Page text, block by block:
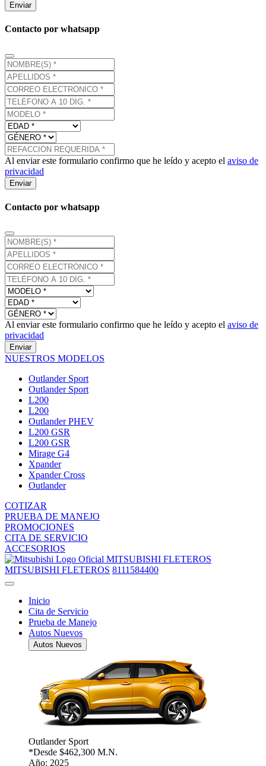
Enviar
Contacto por whatsapp
Al enviar este formulario confirmo que he leído y acepto el aviso de
privacidad
Enviar
Contacto por whatsapp
Al enviar este formulario confirmo que he leído y acepto el aviso de
privacidad
Enviar
NUESTROS MODELOS
Outlander Sport
Outlander Sport
L200
L200
Outlander PHEV
L200 GSR
L200 GSR
Mirage G4
Xpander
Xpander Cross
Outlander
COTIZAR
PRUEBA DE MANEJO
PROMOCIONES
CITA DE SERVICIO
ACCESORIOS
MITSUBISHI FLETEROS
MITSUBISHI FLETEROS 8111584400
Inicio
Cita de Servicio
Prueba de Manejo
Autos Nuevos
Autos Nuevos
Outlander Sport
*Desde $462,300 M.N.
Año: 2025